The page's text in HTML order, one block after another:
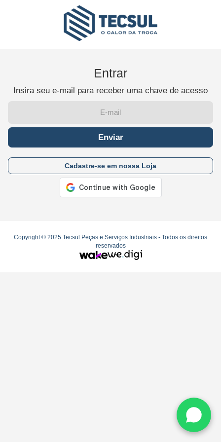
Entrar
Insira seu e-mail para receber uma chave de acesso
Enviar
Cadastre-se em nossa Loja
Copyright © 2025 Tecsul Peças e Serviços Industriais - Todos os direitos
reservados